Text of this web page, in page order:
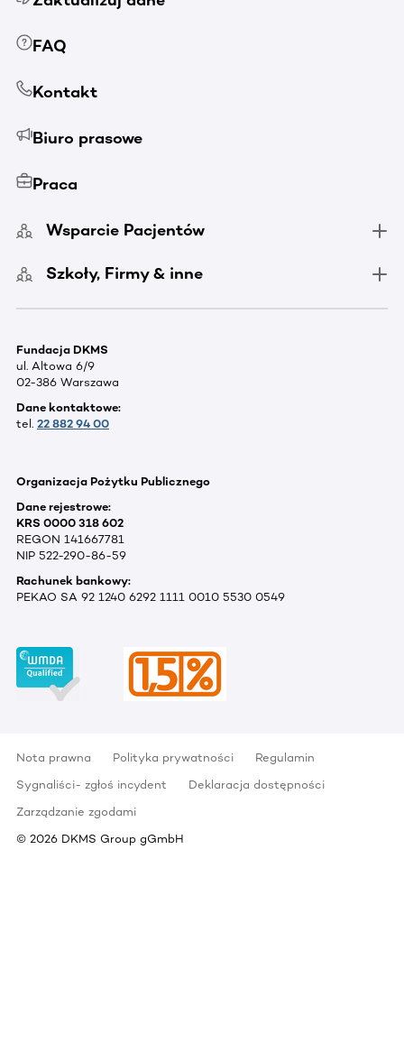
FAQ
Kontakt
Biuro prasowe
Praca
Wsparcie Pacjentów
Szkoły, Firmy & inne
Fundacja DKMS
ul. Altowa 6/9
02-386 Warszawa
Dane kontaktowe:
tel. 22 882 94 00
Organizacja Pożytku Publicznego
Dane rejestrowe:
KRS 0000 318 602
REGON 141667781
NIP 522-290-86-59
Rachunek bankowy:
PEKAO SA 92 1240 6292 1111 0010 5530 0549
Nota prawna Polityka prywatności
Regulamin
Sygnaliści- zgłoś incydent
Deklaracja dostępności
Zarządzanie zgodami
© 2026 DKMS Group gGmbH